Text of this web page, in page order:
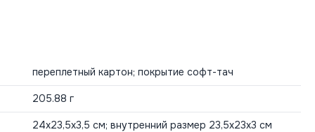
переплетный картон; покрытие софт-тач
205.88 г
24х23,5х3,5 см; внутренний размер 23,5x23x3 см